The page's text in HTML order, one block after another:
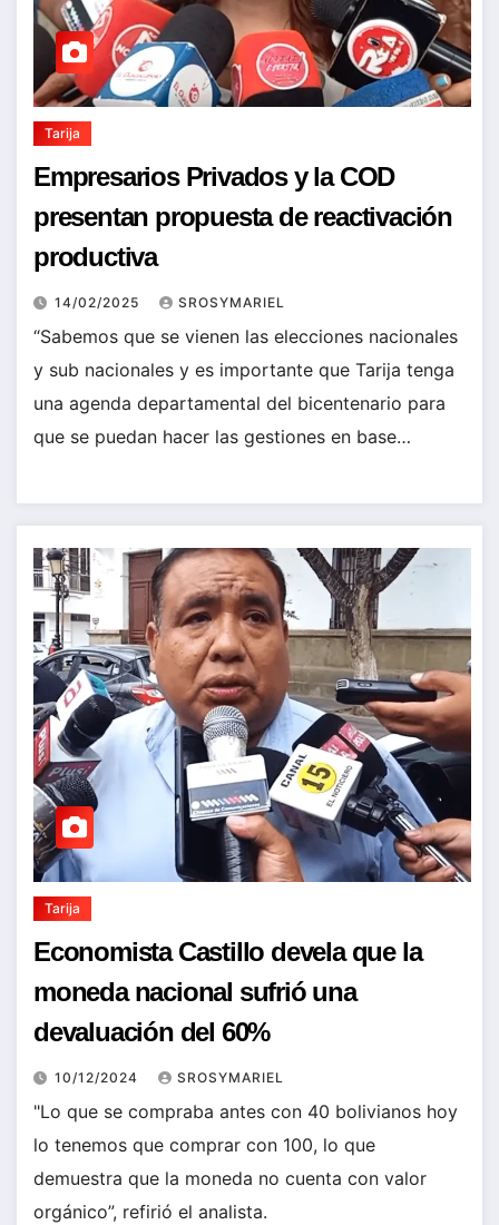
Tarija
Empresarios Privados y la COD
presentan propuesta de reactivación
productiva
14/02/2025 SROSYMARIEL
“Sabemos que se vienen las elecciones nacionales
y sub nacionales y es importante que Tarija tenga
una agenda departamental del bicentenario para
que se puedan hacer las gestiones en base…
Tarija
Economista Castillo devela que la
moneda nacional sufrió una
devaluación del 60%
10/12/2024 SROSYMARIEL
"Lo que se compraba antes con 40 bolivianos hoy
lo tenemos que comprar con 100, lo que
demuestra que la moneda no cuenta con valor
orgánico”, refirió el analista.